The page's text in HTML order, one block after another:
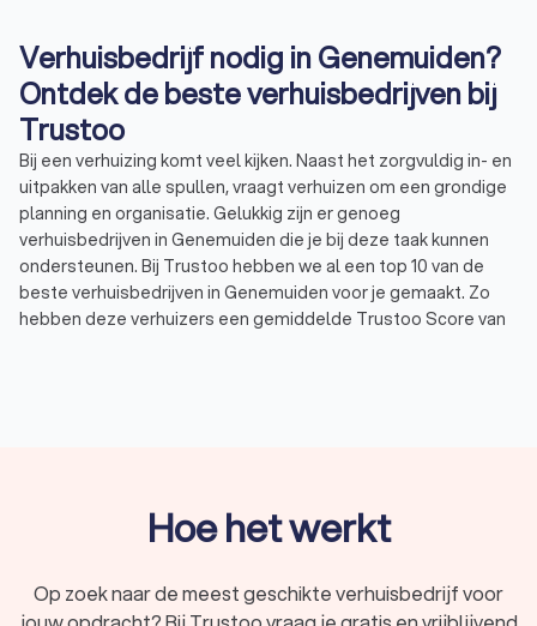
Verhuisbedrijf nodig in Genemuiden?
Ontdek de beste verhuisbedrijven bij
Trustoo
Bij een verhuizing komt veel kijken. Naast het zorgvuldig in- en
uitpakken van alle spullen, vraagt verhuizen om een grondige
planning en organisatie. Gelukkig zijn er genoeg
verhuisbedrijven in Genemuiden die je bij deze taak kunnen
ondersteunen. Bij Trustoo hebben we al een top 10 van de
beste verhuisbedrijven in Genemuiden voor je gemaakt. Zo
hebben deze verhuizers een gemiddelde Trustoo Score van
Wat brengt een professioneel verhuisbedrijf
Hoe het werkt
Op zoek naar de meest geschikte verhuisbedrijf voor